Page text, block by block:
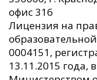
офис 316
Лицензия на
0004151,
13.11.2015 года,